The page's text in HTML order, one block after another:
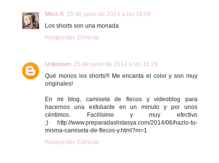
Miss A 25 de junio de 2014 a las 16:08
Los shorts son una monada
Responder Eliminar
Unknown 25 de junio de 2014 a las 16:29
Qué monos los shorts!!! Me encanta el color y son muy
originales!
En mi blog, camiseta de flecos y videoblog para
hacernos una exfoliante en un minuto y por unos
céntimos. Facilísimo y muy efectivo
;) http://www.preparadaslistasya.com/2014/06/hazlo-tu-
misma-camiseta-de-flecos-y.html?m=1
Responder Eliminar